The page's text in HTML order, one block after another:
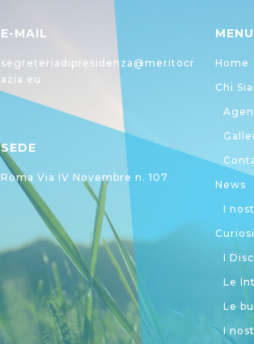
E-MAIL
segreteriadipresidenza@meritocr
azia.eu
SEDE
Roma Via IV Novembre n. 107
MENU
Home
Chi
News
I
I
Le
Le
I